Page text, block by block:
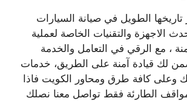
تاريخها الطويل في صيانة السيارات
الاجهزة والتقنيات الخاصة لعملية
، مع الرقي في التعامل والخدمة
لك قيادة آمنة على الطريق، خدمات
وعلى كافة طرق ومحاور الكويت فاذا
الطارئة فقط تواصل معنا نصلك